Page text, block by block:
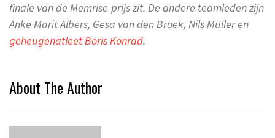
finale van de Memrise-prijs zit. De andere teamleden zijn
Anke Marit Albers, Gesa van den Broek, Nils Müller en
geheugenatleet Boris Konrad.
About The Author